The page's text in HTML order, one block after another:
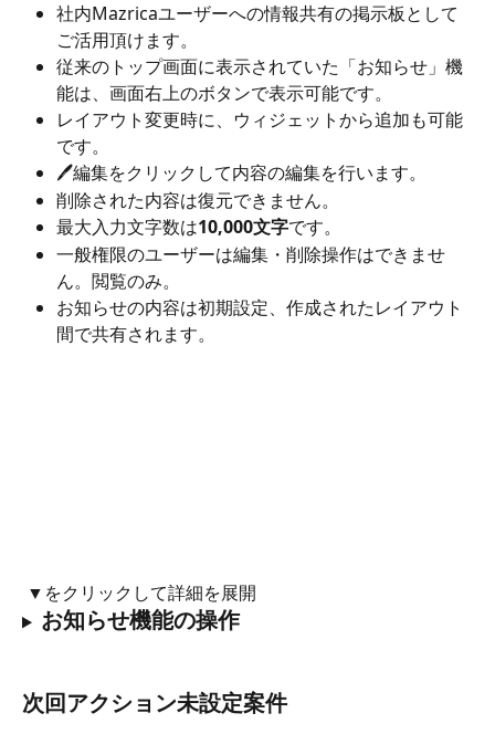
社内Mazricaユーザーへの情報共有の掲示板として
ご活用頂けます。
従来のトップ画面に表示されていた「お知らせ」機
能は、画面右上のボタンで表示可能です。
レイアウト変更時に、ウィジェットから追加も可能
です。
🖊編集をクリックして内容の編集を行います。
削除された内容は復元できません。
最大入力文字数は10,000文字です。
一般権限のユーザーは編集・削除操作はできませ
ん。閲覧のみ。
お知らせの内容は初期設定、作成されたレイアウト
間で共有されます。
▼をクリックして詳細を展開
お知らせ機能の操作
次回アクション未設定案件